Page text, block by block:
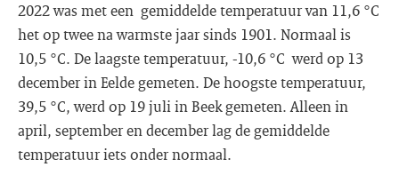
2022 was met een gemiddelde temperatuur van 11,6 °C
het op twee na warmste jaar sinds 1901. Normaal is
10,5 °C. De laagste temperatuur, -10,6 °C werd op 13
december in Eelde gemeten. De hoogste temperatuur,
39,5 °C, werd op 19 juli in Beek gemeten. Alleen in
april, september en december lag de gemiddelde
temperatuur iets onder normaal.